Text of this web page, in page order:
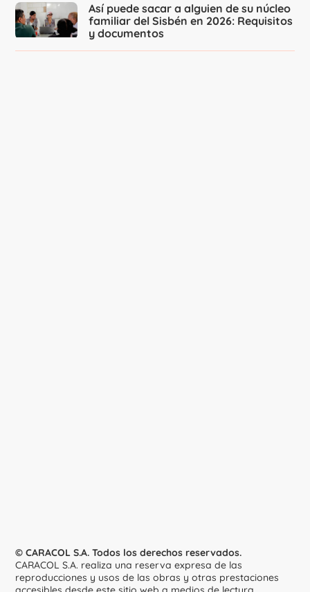
Así puede sacar a alguien de su núcleo
familiar del Sisbén en 2026: Requisitos
y documentos
© CARACOL S.A. Todos los derechos reservados.
CARACOL S.A. realiza una reserva expresa de las
reproducciones y usos de las obras y otras prestaciones